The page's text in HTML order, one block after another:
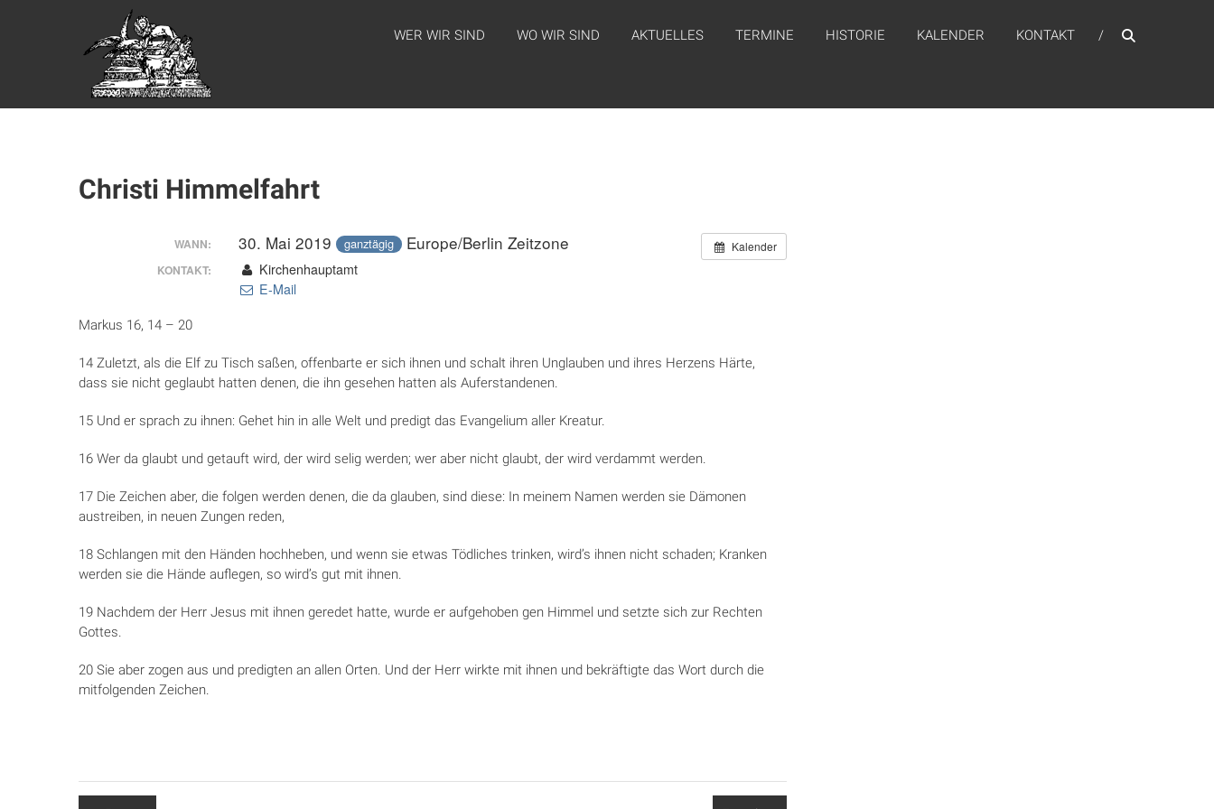
WEBSITE DES
APOSTELAMTES
JESU CHRISTI
KÖR
WER WIR SIND WO WIR SIND AKTUELLES TERMINE HISTORIE KALENDER KONTAKT
Christi Himmelfahrt
Kalender
WANN: 30. Mai 2019 ganztägig Europe/Berlin Zeitzone
KONTAKT:
Kirchenhauptamt
E-Mail
Markus 16, 14 – 20
14 Zuletzt, als die Elf zu Tisch saßen, offenbarte er sich ihnen und schalt ihren Unglauben und ihres Herzens Härte,
dass sie nicht geglaubt hatten denen, die ihn gesehen hatten als Auferstandenen.
15 Und er sprach zu ihnen: Gehet hin in alle Welt und predigt das Evangelium aller Kreatur.
16 Wer da glaubt und getauft wird, der wird selig werden; wer aber nicht glaubt, der wird verdammt werden.
17 Die Zeichen aber, die folgen werden denen, die da glauben, sind diese: In meinem Namen werden sie Dämonen
austreiben, in neuen Zungen reden,
18 Schlangen mit den Händen hochheben, und wenn sie etwas Tödliches trinken, wird’s ihnen nicht schaden; Kranken
werden sie die Hände auflegen, so wird’s gut mit ihnen.
19 Nachdem der Herr Jesus mit ihnen geredet hatte, wurde er aufgehoben gen Himmel und setzte sich zur Rechten
Gottes.
20 Sie aber zogen aus und predigten an allen Orten. Und der Herr wirkte mit ihnen und bekräftigte das Wort durch die
mitfolgenden Zeichen.